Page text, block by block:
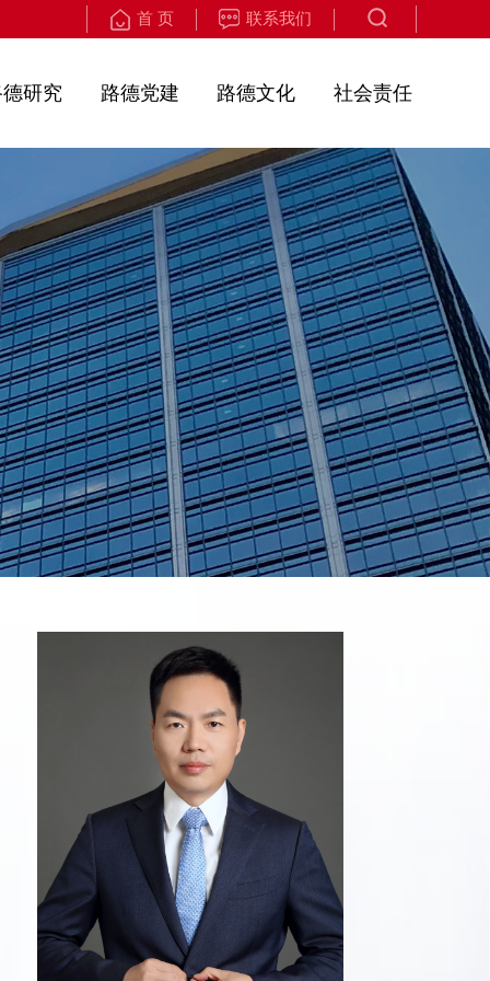
首 页 联系我们
研究 路德党建 路德文化 社会责任